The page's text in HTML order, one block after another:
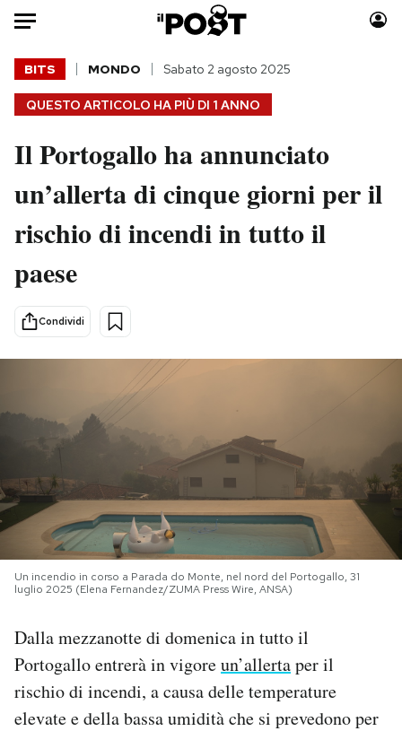
Auto
HOME
Italia
Politica
Tecnologia
Scienza
Cultura
Economia
Sport
Moda
Consumismi
Storie/Idee
Mondiali calcio 2026
PODCAST
NEWSLETTER
I MIEI PREFERITI
CALENDARIO
QUESTO ARTICOLO HA PIÙ DI 1 ANNO
BITS MONDO Sabato 2 agosto 2025
Il Portogallo ha annunciato
un’allerta di cinque giorni per il
rischio di incendi in tutto il
paese
Condividi
Un incendio in corso a Parada do Monte, nel nord del Portogallo, 31
luglio 2025 (Elena Fernandez/ZUMA Press Wire, ANSA)
Dalla mezzanotte di domenica in tutto il
Portogallo entrerà in vigoreun’allertaper il
rischio di incendi, a causa delle temperature
elevate e della bassa umidità che si prevedono per